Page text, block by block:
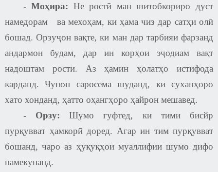
- Моҳира: Не ростӣ ман шитобкориро дуст
намедорам ва мехоҳам, ки ҳама чиз дар сатҳи олӣ
бошад. Орзуҷон вақте, ки ман дар тарбияи фарзанд
андармон будам, дар ин корҳои эҷодиам вақт
надоштам ростӣ. Аз ҳамин ҳолатҳо истифода
карданд. Чунон саросема шуданд, ки суханҳоро
хато хонданд, ҳатто оҳангҳоро ҳайрон мешавед.
-
Орзу: Шумо гуфтед, ки тими бисйр
пурқувват ҳамкорӣ доред. Агар ин тим пурқувват
бошанд, чаро аз ҳуқуқҳои муаллифии шумо дифо
намекунанд.